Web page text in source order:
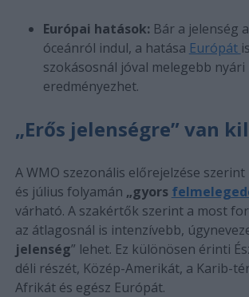
Európai hatások: Bár a jelenség
óceánról indul, a hatása Európát
szokásosnál jóval melegebb
eredményezhet.
„Erős jelenségre” van
A WMO szezonális előrejelzése
és július folyamán „gyors
várható. A szakértők szerint a most
az átlagosnál is intenzívebb,
jelenség” lehet. Ez különösen érinti
déli részét, Közép-Amerikát, a Karib-
Afrikát és egész Európát.